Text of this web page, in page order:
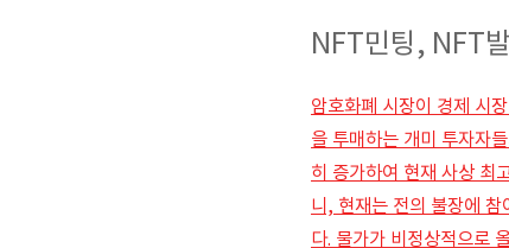
NFT민팅, NFT
암호화폐 시장이 경제 시
을 투매하는 개미 투자자
히 증가하여 현재 사상 최
니, 현재는 전의 불장에 참
다. 물가가 비정상적으로